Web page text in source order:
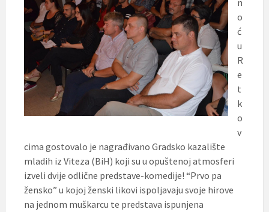
n
o
ć
u
R
e
t
k
o
v
cima gostovalo je nagrađivano Gradsko kazalište
mladih iz Viteza (BiH) koji su u opuštenoj atmosferi
izveli dvije odlične predstave-komedije! “Prvo pa
žensko” u kojoj ženski likovi ispoljavaju svoje hirove
na jednom muškarcu te predstava ispunjena